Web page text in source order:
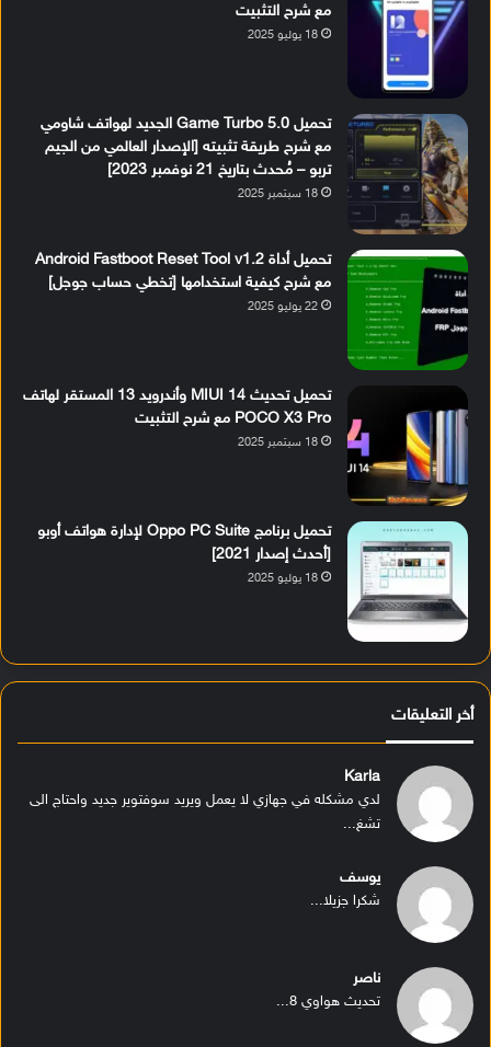
مع شرح التثبيت
18 يوليو 2025
تحميل Game Turbo 5.0 الجديد لهواتف شاومي
مع شرح طريقة تثبيته [الإصدار العالمي من الجيم
تربو – مُحدث بتاريخ 21 نوفمبر 2023]
18 سبتمبر 2025
تحميل أداة Android Fastboot Reset Tool v1.2
مع شرح كيفية استخدامها [تخطي حساب جوجل]
22 يوليو 2025
تحميل تحديث MIUI 14 وأندرويد 13 المستقر لهاتف
POCO X3 Pro مع شرح التثبيت
18 سبتمبر 2025
تحميل برنامج Oppo PC Suite لإدارة هواتف أوبو
[أحدث إصدار 2021]
18 يوليو 2025
أخر التعليقات
Karla
لدي مشكله في جهازي لا يعمل ويريد سوفتوير جديد واحتاج الى
تشغ...
يوسف
شكرا جزيلا...
ناصر
تحديث هواوي 8...